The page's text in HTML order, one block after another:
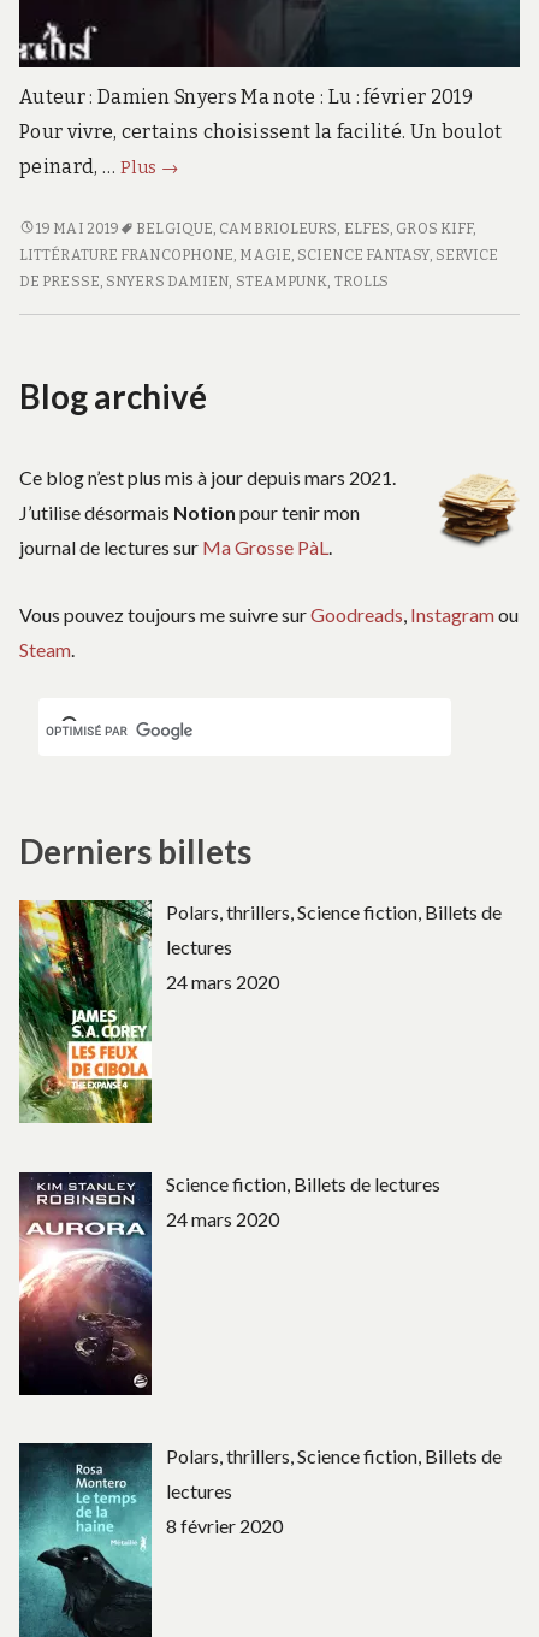
Auteur : Damien Snyers Ma note : Lu : février 2019
Pour vivre, certains choisissent la facilité. Un boulot
peinard, … Plus La
des
As
→
LA
STRATÉGIE
DES
19 MAI 2019 BELGIQUE, CAMBRIOLEURS, ELFES, GROS KIFF,
LITTÉRATURE FRANCOPHONE, MAGIE, SCIENCE FANTASY, SERVICE
DE PRESSE, SNYERS DAMIEN, STEAMPUNK, TROLLS
Blog archivé
Ce blog n’est plus mis à jour depuis mars 2021.
J’utilise désormais Notion pour tenir mon
journal de lectures sur Ma Grosse PàL.
Vous pouvez toujours me suivre surGoodreads Instagramou
Steam
Derniers billets
Polars, thrillers, Science fiction, Billets de
lectures
24 mars 2020
Science fiction, Billets de lectures
24 mars 2020
Polars, thrillers, Science fiction, Billets de
lectures
8 février 2020